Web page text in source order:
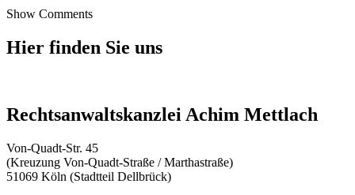
Show Comments
Hier finden Sie uns
Rechtsanwaltskanzlei Achim Mettlach
Von-Quadt-Str. 45
(Kreuzung Von-Quadt-Straße / Marthastraße)
51069 Köln (Stadtteil Dellbrück)